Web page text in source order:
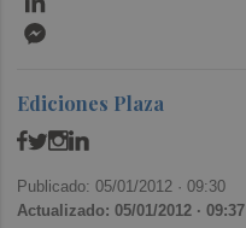
Ediciones Plaza
Publicado: 05/01/2012 ·09:30
Actualizado: 05/01/2012 · 09:37